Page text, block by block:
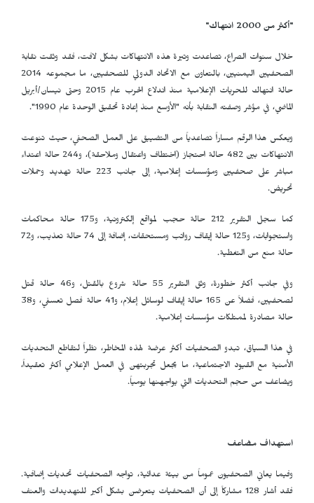
"أكثر من 2000 انتهاك"
خلال سنوات الصراع، تصاعدت وتيرة هذه الانتهاكات بشكل لافت، فقد وثقت نقابة
الصحفيين اليمنيين، بالتعاون مع الاتحاد الدولي للصحفيين، ما مجموعه 2014
حالة انتهاك للحريات الإعلامية منذ اندلاع الحرب عام 2015 وحتى نيسان/أبريل
الماضي، في مؤشر وصفته النقابة بأنه "الأوسع منذ إعادة تحقيق الوحدة عام 1990".
ويعكس هذا الرقم مساراً تصاعدياً من التضييق على العمل الصحفي، حيث تنوعت
الانتهاكات بين 482 حالة احتجاز (اختطاف واعتقال وملاحقة)، و244 حالة اعتداء
مباشر على صحفيين ومؤسسات إعلامية، إلى جانب 223 حالة تهديد وحملات
تحريض.
كما سجل التقرير 212 حالة حجب لمواقع إلكترونية، و175 حالة محاكمات
واستجوابات، و125 حالة إيقاف رواتب ومستحقات، إضافة إلى 74 حالة تعذيب، و72
حالة منع من التغطية.
وفي جانب أكثر خطورة، وثق التقرير 55 حالة شروع بالقتل، و46 حالة قتل
لصحفيين، فضلاً عن 165 حالة إيقاف لوسائل إعلام، و41 حالة فصل تعسفي، و38
حالة مصادرة لممتلكات مؤسسات إعلامية.
في هذا السياق، تبدو الصحفيات أكثر عرضة لهذه المخاطر، نظراً لتقاطع التحديات
الأمنية مع القيود الاجتماعية، ما يجعل تجربتهن في العمل الإعلامي أكثر تعقيداً،
ويضاعف من حجم التحديات التي يواجهنها يومياً.
استهداف مضاعف
وفيما يعاني الصحفيون عموماً من بيئة عدائية، تواجه الصحفيات تحديات إضافية.
فقد أشار 128 مشاركاً إلى أن الصحفيات يتعرضن بشكل أكبر للتهديدات والعنف